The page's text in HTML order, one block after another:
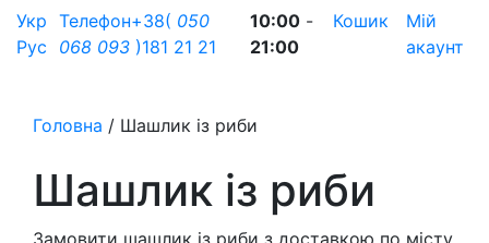
Укр
Рус
Телефон+38( 050
068 093 )181 21 21
10:00 -
21:00
Кошик
Мій
акаунт
Головна / Шашлик із риби
Шашлик із риби
Замовити шашлик із риби з доставкою по місту